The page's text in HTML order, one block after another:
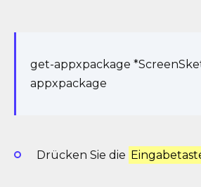
get-appxpackage
appxpackage
Drücken Sie die